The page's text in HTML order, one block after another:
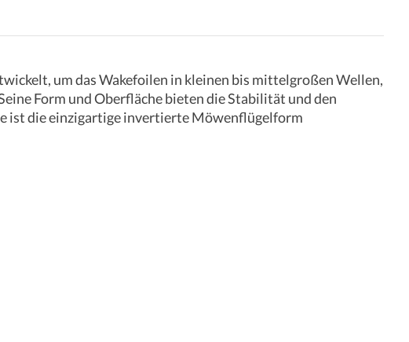
um das Wakefoilen in kleinen bis mittelgroßen Wellen,
Form und Oberfläche bieten die Stabilität und den
ist die einzigartige invertierte Möwenflügelform